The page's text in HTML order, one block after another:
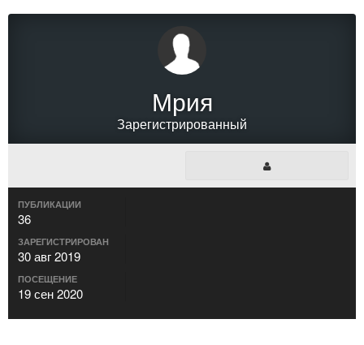
Мрия
Зарегистрированный
ПУБЛИКАЦИИ
36
ЗАРЕГИСТРИРОВАН
30 авг 2019
ПОСЕЩЕНИЕ
19 сен 2020